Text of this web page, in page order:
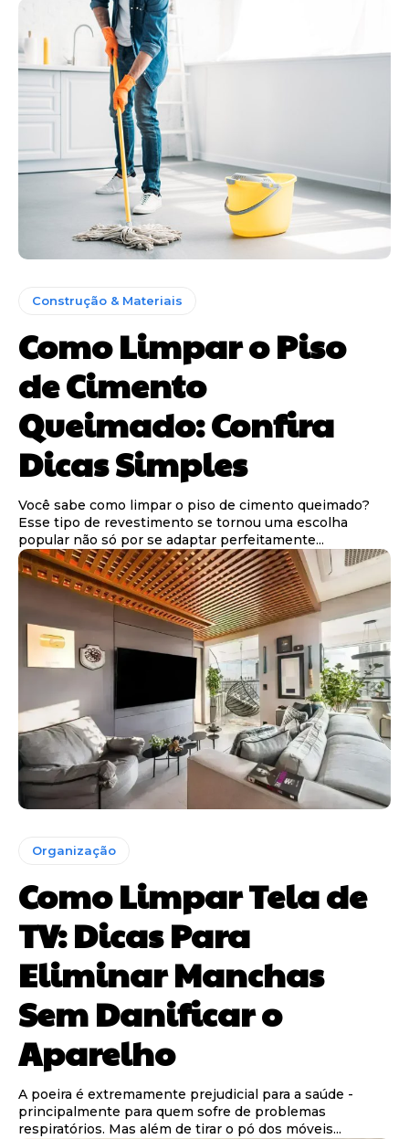
Construção & Materiais
Como Limpar o Piso
de Cimento
Queimado: Confira
Dicas Simples
Você sabe como limpar o piso de cimento queimado?
Esse tipo de revestimento se tornou uma escolha
popular não só por se adaptar perfeitamente...
Organização
Como Limpar Tela de
TV: Dicas Para
Eliminar Manchas
Sem Danificar o
Aparelho
A poeira é extremamente prejudicial para a saúde -
principalmente para quem sofre de problemas
respiratórios. Mas além de tirar o pó dos móveis...